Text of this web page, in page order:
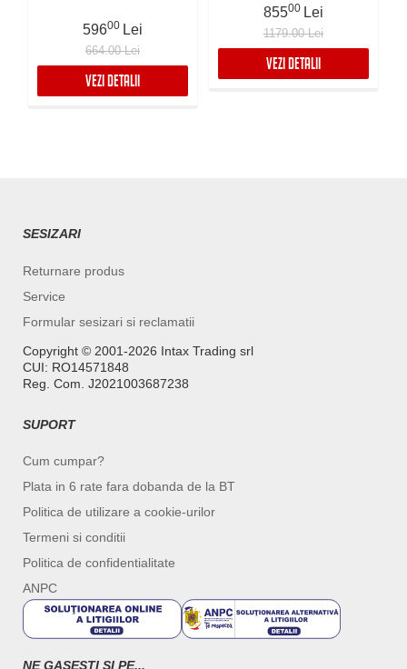
59600 Lei
664.00 Lei
VEZI DETALII
85500 Lei
1179.00 Lei
VEZI DETALII
SESIZARI
Returnare produs
Service
Formular sesizari si reclamatii
Copyright ©️ 2001-2026 Intax Trading srl
CUI: RO14571848
Reg. Com. J2021003687238
SUPORT
Cum cumpar?
Plata in 6 rate fara dobanda de la BT
Politica de utilizare a cookie-urilor
Termeni si conditii
Politica de confidentialitate
ANPC
NE GASESTI SI PE...